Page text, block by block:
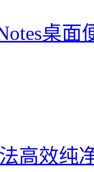
桌面
高效纯